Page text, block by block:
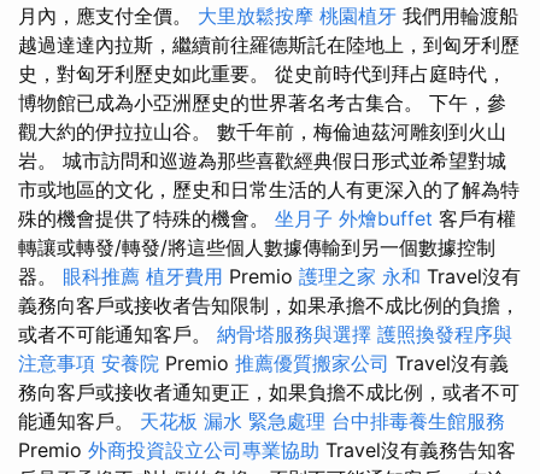
月內，應支付全價。 大里放鬆按摩 桃園植牙 我們用輪渡船
越過達達內拉斯，繼續前往羅德斯託在陸地上，到匈牙利歷
史，對匈牙利歷史如此重要。 從史前時代到拜占庭時代，
博物館已成為小亞洲歷史的世界著名考古集合。 下午，參
觀大約的伊拉拉山谷。 數千年前，梅倫迪茲河雕刻到火山
岩。 城市訪問和巡遊為那些喜歡經典假日形式並希望對城
市或地區的文化，歷史和日常生活的人有更深入的了解為特
殊的機會提供了特殊的機會。 坐月子 外燴buffet 客戶有權
轉讓或轉發/轉發/將這些個人數據傳輸到另一個數據控制
器。 眼科推薦 植牙費用 Premio 護理之家 永和 Travel沒有
義務向客戶或接收者告知限制，如果承擔不成比例的負擔，
或者不可能通知客戶。 納骨塔服務與選擇 護照換發程序與
注意事項 安養院 Premio 推薦優質搬家公司 Travel沒有義
務向客戶或接收者通知更正，如果負擔不成比例，或者不可
能通知客戶。 天花板 漏水 緊急處理 台中排毒養生館服務
Premio 外商投資設立公司專業協助 Travel沒有義務告知客